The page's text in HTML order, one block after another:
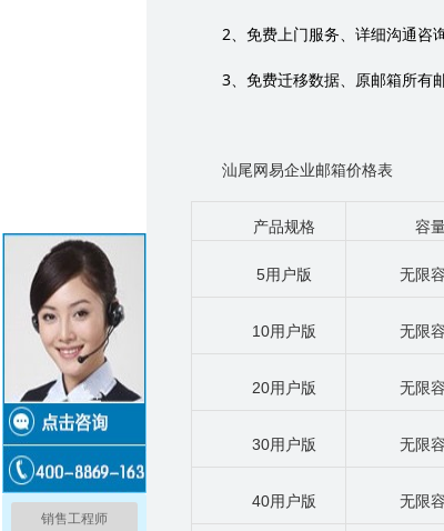
2、免费上门服务、详细沟通咨
3、免费迁移数据、原邮箱所有
汕尾网易企业邮箱价格表
产品规格 容
5用户版 无限
10用户版 无限
20用户版 无限
30用户版 无限
40用户版 无限
销售工程师